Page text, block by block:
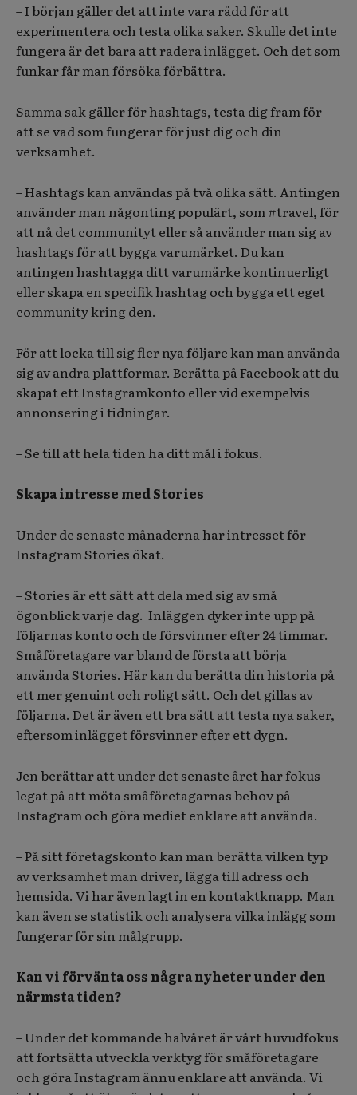
– I början gäller det att inte vara rädd för att
experimentera och testa olika saker. Skulle det inte
fungera är det bara att radera inlägget. Och det som
funkar får man försöka förbättra.
Samma sak gäller för hashtags, testa dig fram för
att se vad som fungerar för just dig och din
verksamhet.
– Hashtags kan användas på två olika sätt. Antingen
använder man någonting populärt, som #travel, för
att nå det communityt eller så använder man sig av
hashtags för att bygga varumärket. Du kan
antingen hashtagga ditt varumärke kontinuerligt
eller skapa en specifik hashtag och bygga ett eget
community kring den.
För att locka till sig fler nya följare kan man använda
sig av andra plattformar. Berätta på Facebook att du
skapat ett Instagramkonto eller vid exempelvis
annonsering i tidningar.
– Se till att hela tiden ha ditt mål i fokus.
Skapa intresse med Stories
Under de senaste månaderna har intresset för
Instagram Stories ökat.
– Stories är ett sätt att dela med sig av små
ögonblick varje dag. Inläggen dyker inte upp på
följarnas konto och de försvinner efter 24 timmar.
Småföretagare var bland de första att börja
använda Stories. Här kan du berätta din historia på
ett mer genuint och roligt sätt. Och det gillas av
följarna. Det är även ett bra sätt att testa nya saker,
eftersom inlägget försvinner efter ett dygn.
Jen berättar att under det senaste året har fokus
legat på att möta småföretagarnas behov på
Instagram och göra mediet enklare att använda.
– På sitt företagskonto kan man berätta vilken typ
av verksamhet man driver, lägga till adress och
hemsida. Vi har även lagt in en kontaktknapp. Man
kan även se statistik och analysera vilka inlägg som
fungerar för sin målgrupp.
Kan vi förvänta oss några nyheter under den
närmsta tiden?
– Under det kommande halvåret är vårt huvudfokus
att fortsätta utveckla verktyg för småföretagare
och göra Instagram ännu enklare att använda. Vi